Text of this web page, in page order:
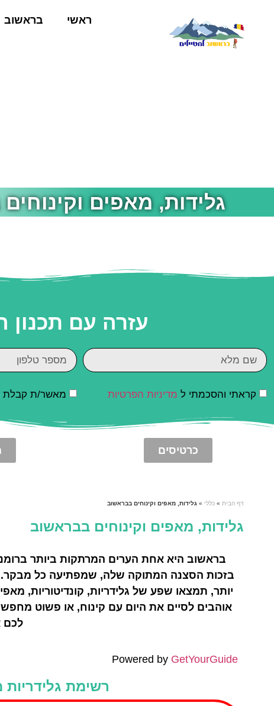
ראשי בראשוב
גלידות, מאפים
עזרה עם
קראתי והסכמתי ל מדיניות הפרטיות מאשר/ת קבלת
כרטיסים
דף הבית» כללי » גלידות, מאפים וקינוחים בבראשוב
גלידות, מאפים וקינוחים בבראשוב
בראשוב היא אחת הערים המרתקות ביותר
בזכות הסצנה המתוקה שלה, שמפתיעה כל מבקר.
יותר, תמצאו שפע של גלידריות, קונדיטוריות,
אוהבים לסיים את היום עם קינוח, או פשוט
לכם
Powered by GetYourGuide
רשימת